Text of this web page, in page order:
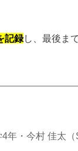
記録し、最後ま
年・今村 佳太